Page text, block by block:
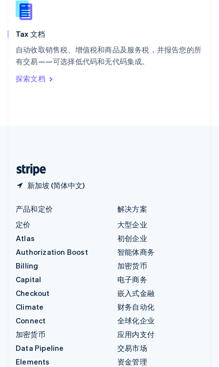
Tax 文档
自动收取销售税、增值税和商品及服务税，并报告您的所
有交易——可选择低代码和无代码集成。
探索文档
新加坡 (简体中文)
English
新西兰
匈牙利
意大利
ItalianoEnglish
印度
English
产品和定价
定价
Atlas
Authorization Boost
Billing
Capital
Checkout
Climate
Connect
加密货币
Data Pipeline
Elements
解决方案
大型企业
初创企业
智能体商务
加密货币
电子商务
嵌入式金融
财务自动化
全球化企业
应用内支付
交易市场
资金管理